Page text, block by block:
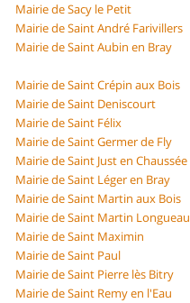
Mairie de Sacy le Petit
Mairie de Saint André Farivillers
Mairie de Saint Aubin en Bray
Mairie de Saint Crépin aux Bois
Mairie de Saint Deniscourt
Mairie de Saint Félix
Mairie de Saint Germer de Fly
Mairie de Saint Just en Chaussée
Mairie de Saint Léger en Bray
Mairie de Saint Martin aux Bois
Mairie de Saint Martin Longueau
Mairie de Saint Maximin
Mairie de Saint Paul
Mairie de Saint Pierre lès Bitry
Mairie de Saint Remy en l'Eau